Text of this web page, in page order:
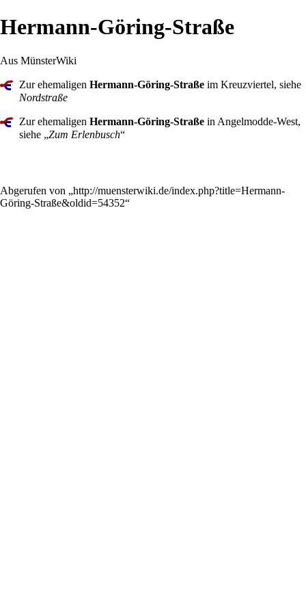
Hermann-Göring-Straße
Aus MünsterWiki
Zur ehemaligen Hermann-Göring-Straße im Kreuzviertel, siehe
Nordstraße
Zur ehemaligen Hermann-Göring-Straße in Angelmodde-West,
siehe „Zum Erlenbusch“
Abgerufen von „http://muensterwiki.de/index.php?title=Hermann-
Göring-Straße&oldid=54352“